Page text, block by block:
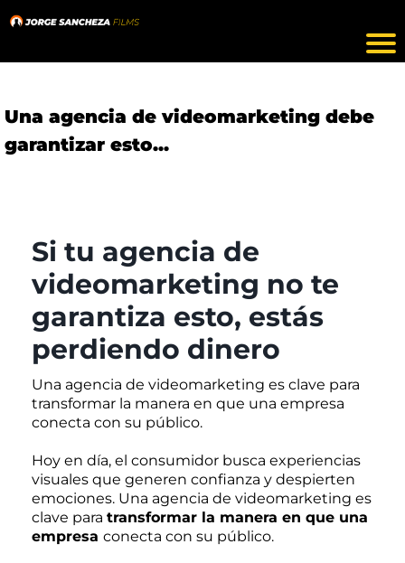
Una agencia de videomarketing debe
garantizar esto...
Si tu agencia de
videomarketing no te
garantiza esto, estás
perdiendo dinero
Una agencia de videomarketing es clave para
transformar la manera en que una empresa
conecta con su público.
Hoy en día, el consumidor busca experiencias
visuales que generen confianza y despierten
emociones. Una agencia de videomarketing es
clave para transformar la manera en que una
empresa conecta con su público.